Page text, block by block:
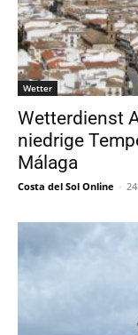
Wetter
Wetterdienst
niedrige
Málaga
Costa del Sol Online -